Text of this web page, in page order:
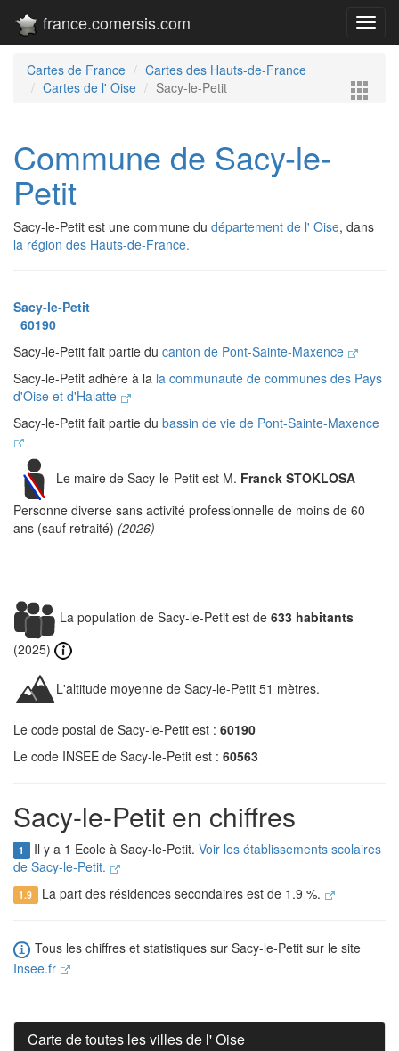
france.comersis.com
Cartes de France
Cartes des Hauts-de-France
Cartes de l' Oise
Sacy-le-Petit
Commune de Sacy-le-
Petit
Sacy-le-Petit est une commune du département de l' Oise, dans
la région des Hauts-de-France.
Sacy-le-Petit
60190
Sacy-le-Petit fait partie du canton de Pont-Sainte-Maxence
Sacy-le-Petit adhère à la la communauté de communes des Pays
d'Oise et d'Halatte
Sacy-le-Petit fait partie du bassin de vie de Pont-Sainte-Maxence
Le maire de Sacy-le-Petit est M. Franck STOKLOSA -
Personne diverse sans activité professionnelle de moins de 60
ans (sauf retraité) (2026)
La population de Sacy-le-Petit est de 633 habitants
(2025)
L'altitude moyenne de Sacy-le-Petit 51 mètres.
Le code postal de Sacy-le-Petit est : 60190
Le code INSEE de Sacy-le-Petit est : 60563
Sacy-le-Petit en chiffres
1 Il y a 1 Ecole à Sacy-le-Petit. Voir les établissements scolaires
de Sacy-le-Petit.
1.9 La part des résidences secondaires est de 1.9 %.
Tous les chiffres et statistiques sur Sacy-le-Petit sur le site
Insee.fr
Carte de toutes les villes de l' Oise